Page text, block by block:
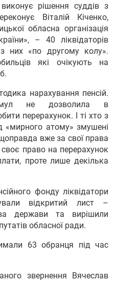
рішення суддів з
Віталій Кіченко,
обласна організація
– 40 ліквідаторів
них «по другому колу».
які очікують на
нарахування пенсій.
не дозволила в
перерахунок. І ті хто з
«мирного атому» змушені
вже за свої права
своє право на перерахунок
проте лише декілька
фонду ліквідатори
відкритий лист –
держави та вирішили
обласної ради.
63 обранця під час
звернення Вячеслав